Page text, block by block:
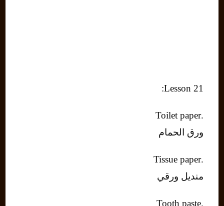
Lesson 21:
.Toilet paper
ورق الحمام
.Tissue paper
منديل ورقي
.Tooth paste